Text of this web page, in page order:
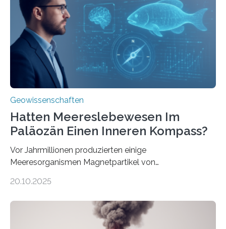
Forschungsergebnisse zusammen und interpretiert sie
neu, um zu erklären, wie Eisen, das aus hydrothermalen
Systemen freigesetzt wird, über ganze Ozeanbecken
transportiert werden kann. „Das…
Geowissenschaften
Hatten Meereslebewesen Im
Paläozän Einen Inneren Kompass?
Vor Jahrmillionen produzierten einige
Meeresorganismen Magnetpartikel von
Sedimenten zu finden sind. Nun ist es einem
Domänen auf einem dieser „Riesenmagnetfossilien” mit
einer raffinierten Methode an der Diamond-
20.10.2025